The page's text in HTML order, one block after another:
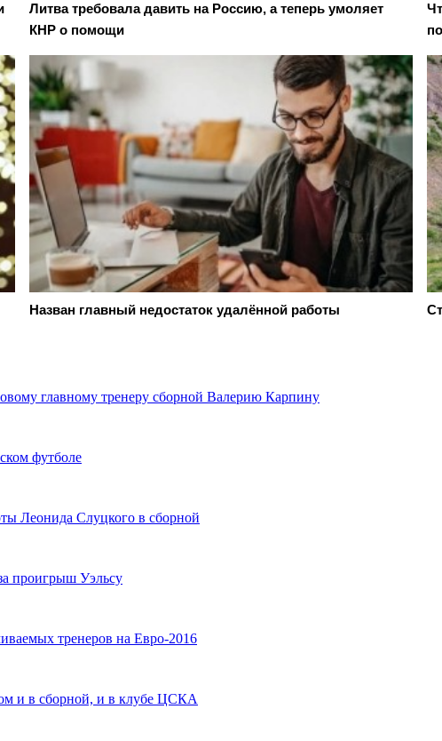
Литва требовала давить на Россию, а теперь умоляет
КНР о помощи
Назван главный недостаток удалённой работы
главному тренеру сборной Валерию Карпину
футболе
Леонида Слуцкого в сборной
проигрыш Уэльсу
тренеров на Евро-2016
и в сборной, и в клубе ЦСКА